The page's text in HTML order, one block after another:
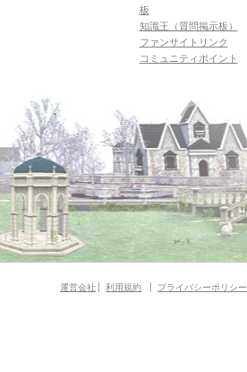
板
知識王（質問掲示板）
ファンサイトリンク
コミュニティポイント
運営会社 利用規約 プライバシーポリシー